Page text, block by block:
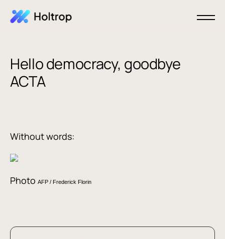
Hello democracy, goodbye
ACTA
Without words:
Photo AFP / Frederick Florin